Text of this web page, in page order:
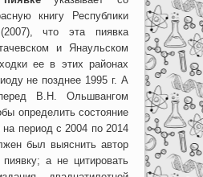
книгу Республики
(2007), что эта пиявка
и Янаульском
ее в этих районах
не позднее 1995 г. А
В.Н. Ольшвангом
определить состояние
на период с 2004 по 2014
был выяснить автор
а не цитировать